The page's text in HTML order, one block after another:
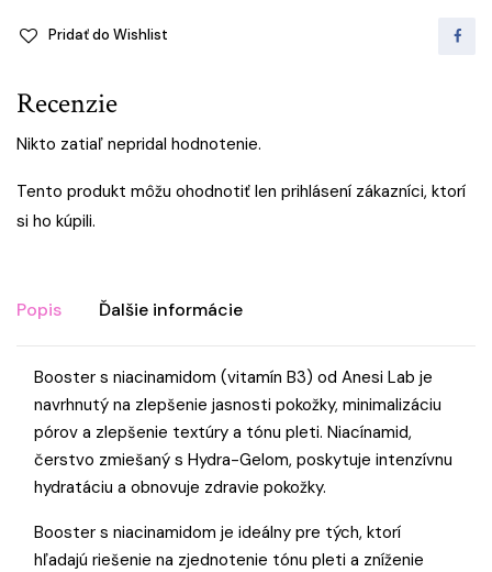
Pridať do Wishlist
Recenzie
Nikto zatiaľ nepridal hodnotenie.
Tento produkt môžu ohodnotiť len prihlásení zákazníci, ktorí
si ho kúpili.
Popis Ďalšie informácie
Booster s niacinamidom (vitamín B3) od Anesi Lab je
navrhnutý na zlepšenie jasnosti pokožky, minimalizáciu
pórov a zlepšenie textúry a tónu pleti. Niacínamid,
čerstvo zmiešaný s Hydra-Gelom, poskytuje intenzívnu
hydratáciu a obnovuje zdravie pokožky.
Booster s niacinamidom je ideálny pre tých, ktorí
hľadajú riešenie na zjednotenie tónu pleti a zníženie